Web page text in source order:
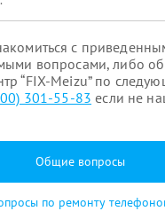
с
вопросами, либо
“FIX-Meizu” по
301-55-83 если не
Общие вопросы
по ремонту